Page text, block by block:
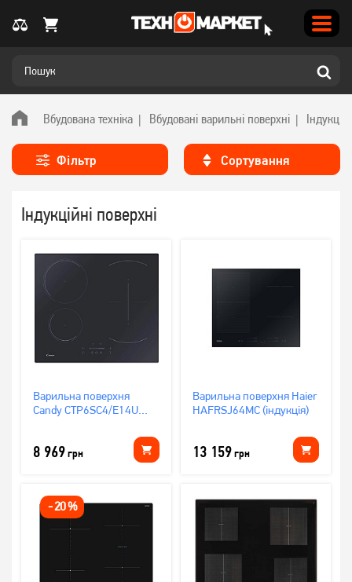
Вбудована техніка Вбудовані варильні поверхні
Фільтр
Індукційні поверхні
Сортування
Варильна поверхня
Candy CTP6SC4/E14U
8 969грн
Варильна поверхня Haier
HAFRSJ64MC (індукція)
13 159грн
-20%